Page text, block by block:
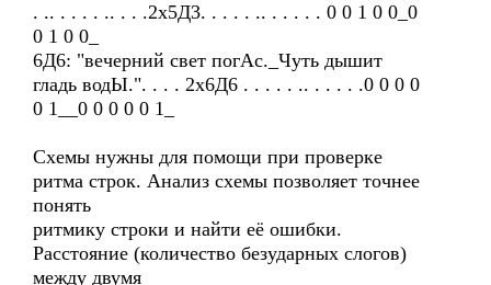
. .. . . . . .. . . .2х5Д3. . . . . .. . . . . . 0 0 1 0 0_0
0 1 0 0_
6Д6: "вечерний свет погАс._Чуть дышит
гладь водЫ.". . . . 2х6Д6 . . . . . .. . . . . .0 0 0 0
0 1__0 0 0 0 0 1_
Схемы нужны для помощи при проверке
ритма строк. Анализ схемы позволяет точнее
понять
ритмику строки и найти её ошибки.
Расстояние (количество безударных слогов)
между двумя